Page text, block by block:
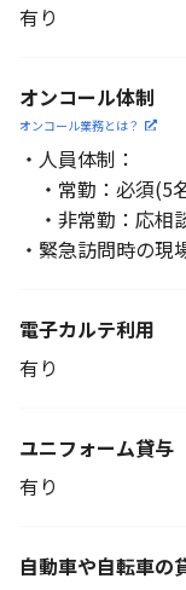
有り
オンコール体制
オンコール業務とは？
・人員体制：
・常勤：必須(5
・非常勤：応相
・緊急訪問時の現
電子カルテ利用
有り
ユニフォーム貸与
有り
自動車や自転車の